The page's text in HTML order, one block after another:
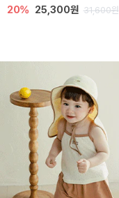
20% 25,300원 31,600원